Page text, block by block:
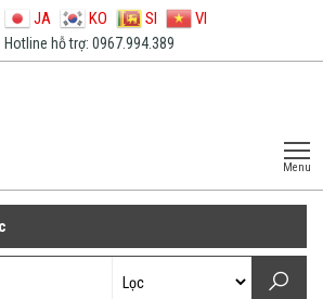
JA KO SI VI
Hotline hỗ trợ: 0967.994.389
Menu